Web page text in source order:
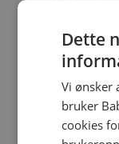
Dette
Vi ønsker
bruker
cookies